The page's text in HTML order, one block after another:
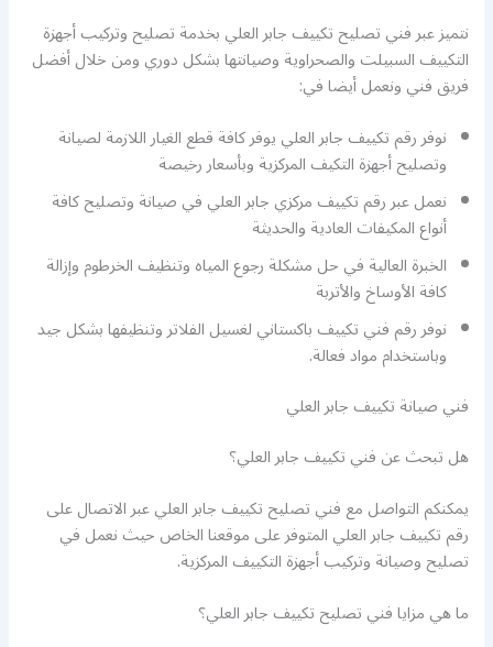
نتميز عبر فني تصليح تكييف جابر العلي بخدمة تصليح وتركيب أجهزة
التكييف السبيلت والصحراوية وصيانتها بشكل دوري ومن خلال أفضل
فريق فني ونعمل أيضا في:
نوفر رقم تكييف جابر العلي يوفر كافة قطع الغيار اللازمة لصيانة
وتصليح أجهزة التكيف المركزية وبأسعار رخيصة
نعمل عبر رقم تكييف مركزي جابر العلي في صيانة وتصليح كافة
أنواع المكيفات العادية والحديثة
الخبرة العالية في حل مشكلة رجوع المياه وتنظيف الخرطوم وإزالة
كافة الأوساخ والأتربة
نوفر رقم فني تكييف باكستاني لغسيل الفلاتر وتنظيفها بشكل جيد
وباستخدام مواد فعالة.
فني صيانة تكييف جابر العلي
هل تبحث عن فني تكييف جابر العلي؟
يمكنكم التواصل مع فني تصليح تكييف جابر العلي عبر الاتصال على
رقم تكييف جابر العلي المتوفر على موقعنا الخاص حيث نعمل في
تصليح وصيانة وتركيب أجهزة التكييف المركزية.
ما هي مزايا فني تصليح تكييف جابر العلي؟